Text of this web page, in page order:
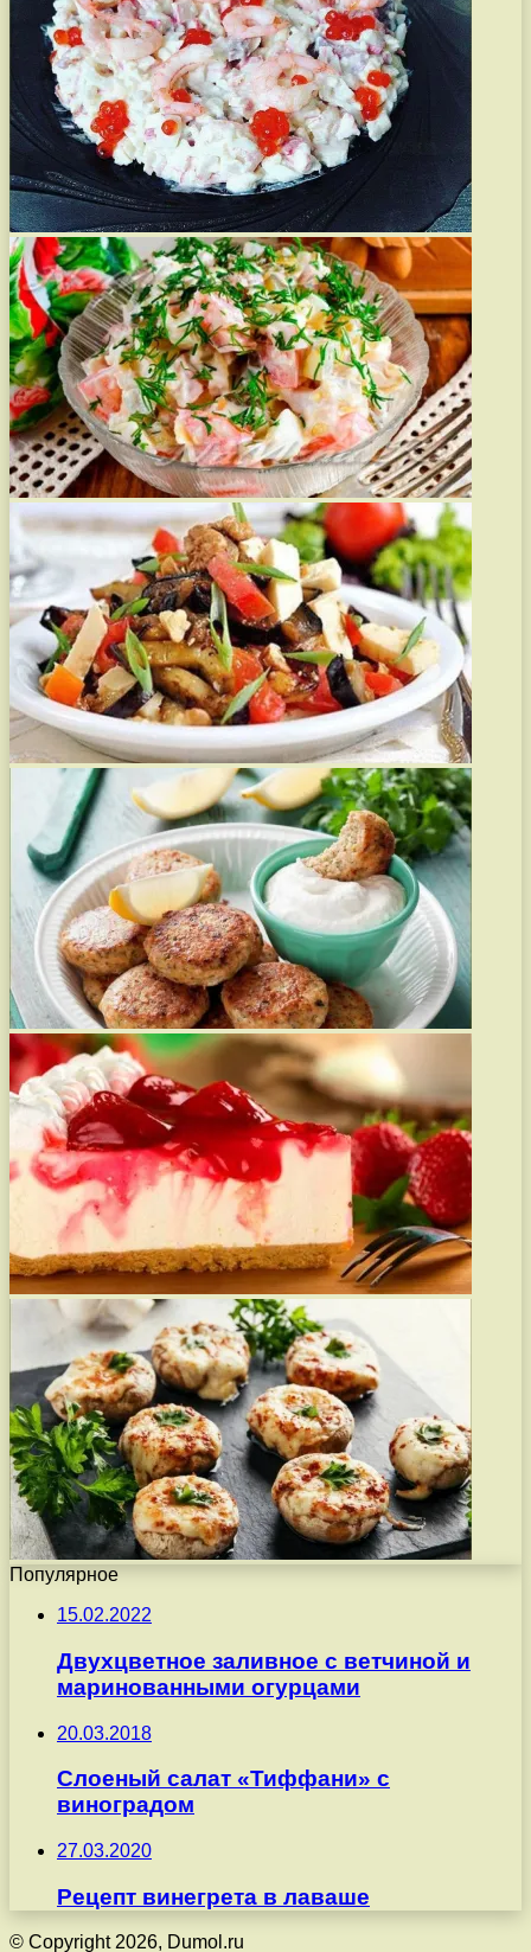
Популярное
15.02.2022
Двухцветное заливное с ветчиной и
маринованными огурцами
20.03.2018
Слоеный салат «Тиффани» с
виноградом
27.03.2020
Рецепт винегрета в лаваше
© Copyright 2026, Dumol.ru